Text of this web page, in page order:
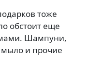
тоже
обстоит еще
Шампуни,
мыло и прочие